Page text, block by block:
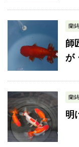
蘭
師
が
蘭
明